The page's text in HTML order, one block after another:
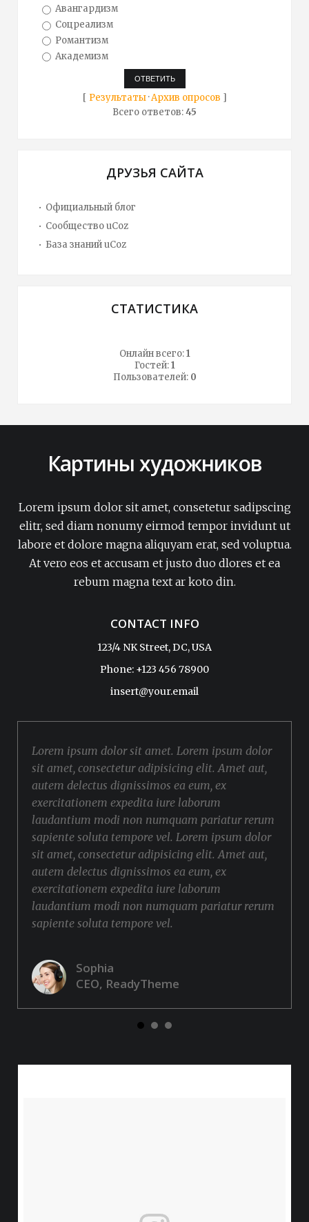
Авангардизм
Соцреализм
Романтизм
Академизм
[ Результаты·Архив опросов ]
Всего ответов:45
ДРУЗЬЯ САЙТА
Официальный блог
Сообщество uCoz
База знаний uCoz
СТАТИСТИКА
Онлайн всего:1
Гостей:1
Пользователей: 0
Картины художников
Lorem ipsum dolor sit amet, consetetur sadipscing
elitr, sed diam nonumy eirmod tempor invidunt ut
labore et dolore magna aliquyam erat, sed voluptua.
At vero eos et accusam et justo duo dlores et ea
rebum magna text ar koto din.
CONTACT INFO
123/4 NK Street, DC, USA
Phone: +123 456 78900
insert@your.email
Lorem ipsum dolor sit amet. Lorem ipsum dolor
sit amet, consectetur adipisicing elit. Amet aut,
autem delectus dignissimos ea eum, ex
exercitationem expedita iure laborum
laudantium modi non numquam pariatur rerum
sapiente soluta tempore vel. Lorem ipsum dolor
sit amet, consectetur adipisicing elit. Amet aut,
autem delectus dignissimos ea eum, ex
exercitationem expedita iure laborum
laudantium modi non numquam pariatur rerum
sapiente soluta tempore vel.
Sophia
CEO, ReadyTheme